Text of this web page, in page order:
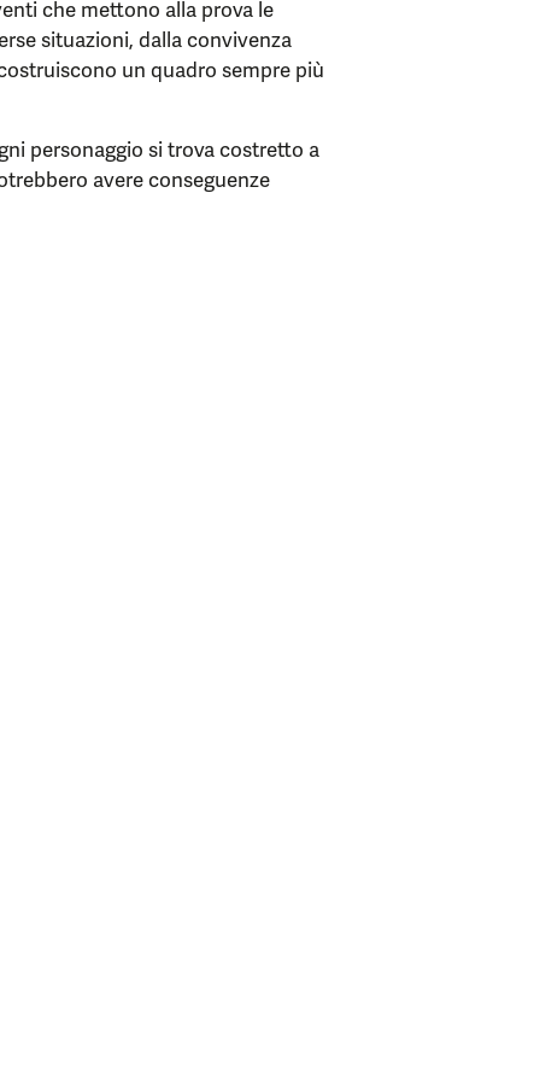
che mettono alla prova le
situazioni, dalla convivenza
un quadro sempre più
personaggio si trova costretto a
avere conseguenze